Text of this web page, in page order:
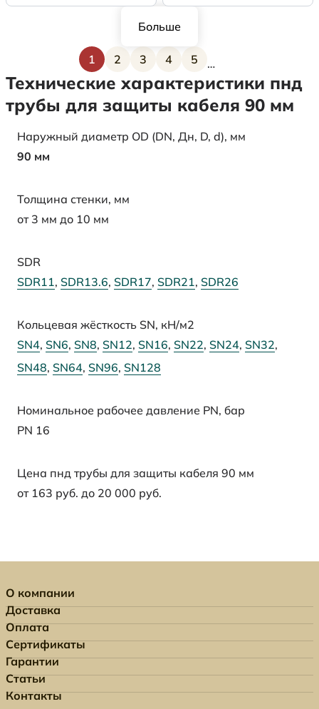
Больше
Текущая страница
1
Страница
2
Страница
3
Страница
4
Страница
5 …
Технические характеристики пнд
трубы для защиты кабеля 90 мм
Наружный диаметр OD (DN, Дн, D, d), мм
90 мм
Толщина стенки, мм
от 3 мм до 10 мм
SDR
SDR11, SDR13.6, SDR17, SDR21, SDR26
Кольцевая жёсткость SN, кН/м2
SN4, SN6, SN8, SN12, SN16, SN22, SN24, SN32,
SN48, SN64, SN96, SN128
Номинальное рабочее давление PN, бар
PN 16
Цена пнд трубы для защиты кабеля 90 мм
от 163 руб. до 20 000 руб.
О компании
Доставка
Оплата
Сертификаты
Гарантии
Статьи
Контакты